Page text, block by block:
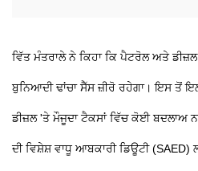
ਵਿੱਤ ਮੰਤਰਾਲੇ ਨੇ ਕਿਹਾ ਕਿ ਪੈਟਰੋਲ ਅਤੇ
ਬੁਨਿਆਦੀ ਢਾਂਚਾ ਸੈੱਸ ਜ਼ੀਰੋ ਰਹੇਗਾ। ਇਸ ਤੋਂ
ਡੀਜ਼ਲ 'ਤੇ ਮੌਜੂਦਾ ਟੈਕਸਾਂ ਵਿੱਚ ਕੋਈ ਬਦਲਾਅ
ਦੀ ਵਿਸ਼ੇਸ਼ ਵਾਧੂ ਆਬਕਾਰੀ ਡਿਊਟੀ